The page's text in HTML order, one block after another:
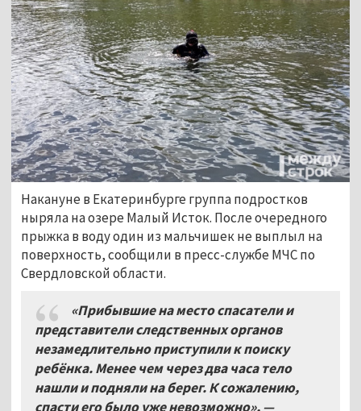
Накануне в Екатеринбурге группа подростков
ныряла на озере Малый Исток. После очередного
прыжка в воду один из мальчишек не выплыл на
поверхность, сообщили в пресс-службе МЧС по
Свердловской области.
«Прибывшие на место спасатели и
представители следственных органов
незамедлительно приступили к поиску
ребёнка. Менее чем через два часа тело
нашли и подняли на берег. К сожалению,
спасти его было уже невозможно», —